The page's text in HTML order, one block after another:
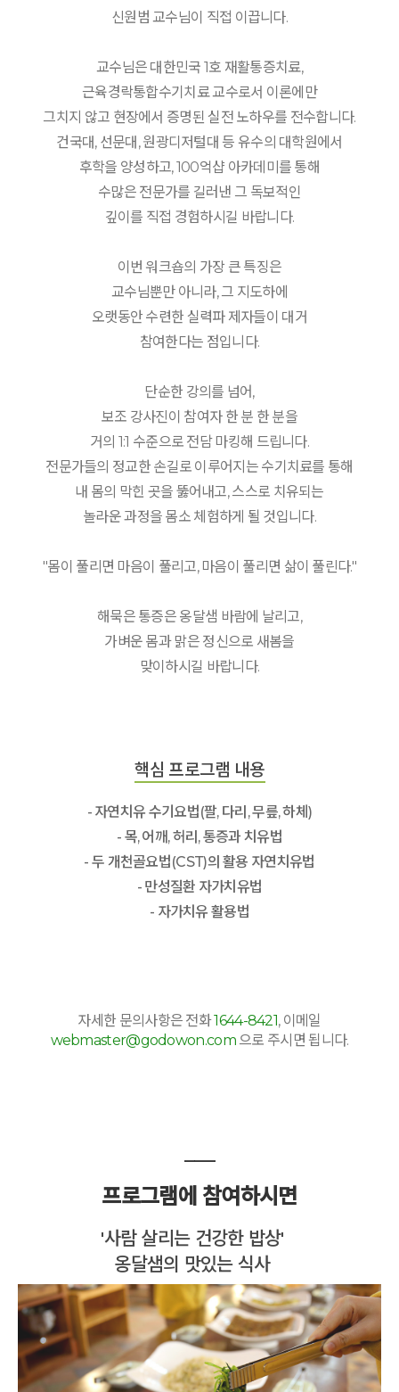
신원범 교수님이 직접 이끕니다.
교수님은 대한민국 1호 재활통증치료,
근육경락통합수기치료 교수로서 이론에만
그치지 않고 현장에서 증명된 실전 노하우를 전수합니다.
건국대, 선문대, 원광디저털대 등 유수의 대학원에서
후학을 양성하고, 100억샵 아카데미를 통해
수많은 전문가를 길러낸 그 독보적인
깊이를 직접 경험하시길 바랍니다.
이번 워크숍의 가장 큰 특징은
교수님뿐만 아니라, 그 지도하에
오랫동안 수련한 실력파 제자들이 대거
참여한다는 점입니다.
단순한 강의를 넘어,
보조 강사진이 참여자 한 분 한 분을
거의 1:1 수준으로 전담 마킹해 드립니다.
전문가들의 정교한 손길로 이루어지는 수기치료를 통해
내 몸의 막힌 곳을 뚫어내고, 스스로 치유되는
놀라운 과정을 몸소 체험하게 될 것입니다.
"몸이 풀리면 마음이 풀리고, 마음이 풀리면 삶이 풀린다."
해묵은 통증은 옹달샘 바람에 날리고,
가벼운 몸과 맑은 정신으로 새봄을
맞이하시길 바랍니다.
핵심 프로그램 내용
- 자연치유 수기요법(팔, 다리, 무릎, 하체)
- 목, 어깨, 허리, 통증과 치유법
- 두 개천골요법(CST)의 활용 자연치유법
- 만성질환 자가치유법
- 자가치유 활용법
자세한 문의사항은 전화1644-8421, 이메일
webmaster@godowon.com으로 주시면 됩니다.
프로그램에 참여하시면
'사람 살리는 건강한 밥상'
옹달샘의 맛있는 식사